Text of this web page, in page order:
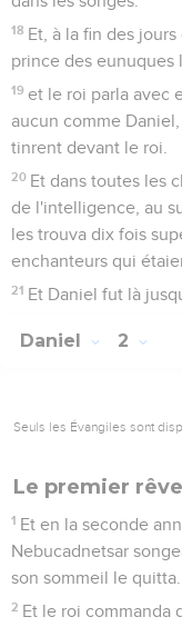
18 Et, à la fin des
prince des eunuques
19 et le roi parla avec
aucun comme
tinrent devant le roi.
20 Et dans toutes les
de l'intelligence, au
les trouva dix fois
enchanteurs qui
21 Et Daniel fut là
Daniel 2
Seuls les Évangiles sont
Le premier
1 Et en la seconde
Nebucadnetsar
son sommeil le quitta.
2 Et le roi commanda